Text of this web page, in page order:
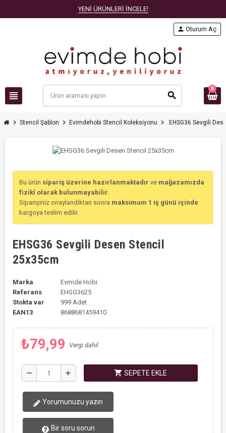
YENİ ÜRÜNLERİ İNCELE!
view_headline search
person Oturum Aç
0
chevron_right Stencil Şablon chevron_right Evimdehobi Stencil Koleksiyonu chevron_right EHSG36 Sevgili
Bu ürün sipariş üzerine hazırlanmaktadır ve mağazamızda
fizikî olarak bulunmayabilir.
Siparişiniz onaylandıktan sonra maksimum 1 iş günü içinde
kargoya teslim edilir.
EHSG36 Sevgili Desen Stencil
25x35cm
Marka
Evimde Hobi
Referans
EHSG3625
Stokta var
999 Adet
EAN13
8688681459410
₺79,99 Vergi dahil
remove add shopping_cart SEPETE EKLE
Yorumunuzu yazın
Bir soru sorun